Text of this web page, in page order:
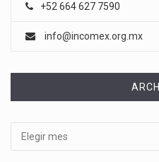
+52 664 627 7590
info@incomex.org.mx